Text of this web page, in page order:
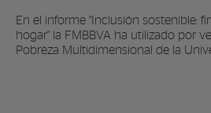
En el informe "Inclusión sostenible:
hogar" la FMBBVA ha utilizado por
Pobreza Multidimensional de la